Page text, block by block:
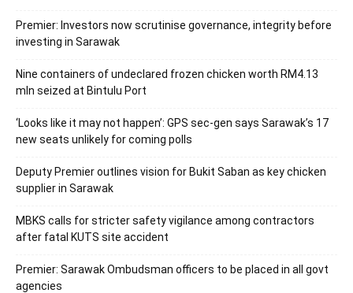
Premier: Investors now scrutinise governance, integrity before
investing in Sarawak
Nine containers of undeclared frozen chicken worth RM4.13
mln seized at Bintulu Port
‘Looks like it may not happen’: GPS sec-gen says Sarawak’s 17
new seats unlikely for coming polls
Deputy Premier outlines vision for Bukit Saban as key chicken
supplier in Sarawak
MBKS calls for stricter safety vigilance among contractors
after fatal KUTS site accident
Premier: Sarawak Ombudsman officers to be placed in all govt
agencies